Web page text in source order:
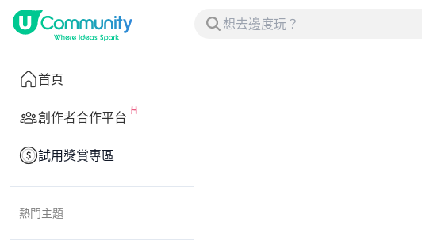
首頁
創作者合作平台
試用獎賞專區
熱門主題